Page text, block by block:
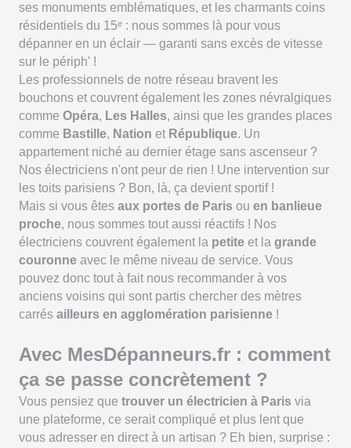
ses monuments emblématiques, et les charmants coins
résidentiels du 15ᵉ : nous sommes là pour vous
dépanner en un éclair — garanti sans excès de vitesse
sur le périph' !
Les professionnels de notre réseau bravent les
bouchons et couvrent également les zones névralgiques
comme Opéra, Les Halles, ainsi que les grandes places
comme Bastille, Nation et République. Un
appartement niché au dernier étage sans ascenseur ?
Nos électriciens n'ont peur de rien ! Une intervention sur
les toits parisiens ? Bon, là, ça devient sportif !
Mais si vous êtes aux portes de Paris ou en banlieue
proche, nous sommes tout aussi réactifs ! Nos
électriciens couvrent également la petite et la grande
couronne avec le même niveau de service. Vous
pouvez donc tout à fait nous recommander à vos
anciens voisins qui sont partis chercher des mètres
carrés ailleurs en agglomération parisienne !
Avec MesDépanneurs.fr : comment
ça se passe concrètement ?
Vous pensiez que trouver un électricien à Paris via
une plateforme, ce serait compliqué et plus lent que
vous adresser en direct à un artisan ? Eh bien, surprise :